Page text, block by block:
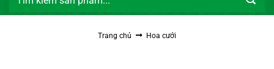
Trang chủ Hoa cưới